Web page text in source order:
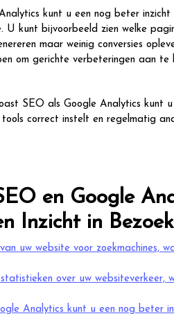
kunt u een nog beter
U kunt bijvoorbeeld zien welke
maar weinig conversies
om gerichte verbeteringen aan
SEO als Google Analytics kunt
correct instelt en regelmatig
en Google
Inzicht in
uw website voor zoekmachines,
over uw websiteverkeer,
Analytics kunt u een nog beter